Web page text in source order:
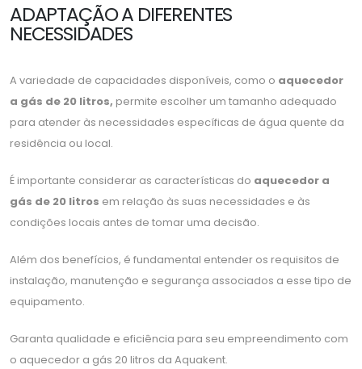
ADAPTAÇÃO A DIFERENTES
NECESSIDADES
A variedade de capacidades disponíveis, como o aquecedor
a gás de 20 litros, permite escolher um tamanho adequado
para atender às necessidades específicas de água quente da
residência ou local.
É importante considerar as características do aquecedor a
gás de 20 litros em relação às suas necessidades e às
condições locais antes de tomar uma decisão.
Além dos benefícios, é fundamental entender os requisitos de
instalação, manutenção e segurança associados a esse tipo de
equipamento.
Garanta qualidade e eficiência para seu empreendimento com
o aquecedor a gás 20 litros da Aquakent.